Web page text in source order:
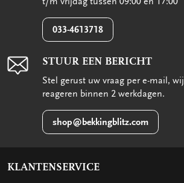
033-4613718
STUUR EEN BERICHT
Stel gerust uw vraag per e-mail, wij
reageren binnen 2 werkdagen.
shop@bekkingblitz.com
KLANTENSERVICE